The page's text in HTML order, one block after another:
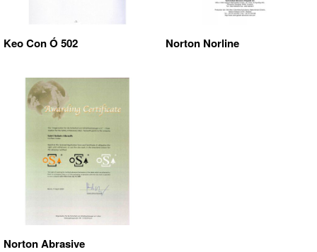
Keo Con Ó 502 Norton Norline
Norton Abrasive